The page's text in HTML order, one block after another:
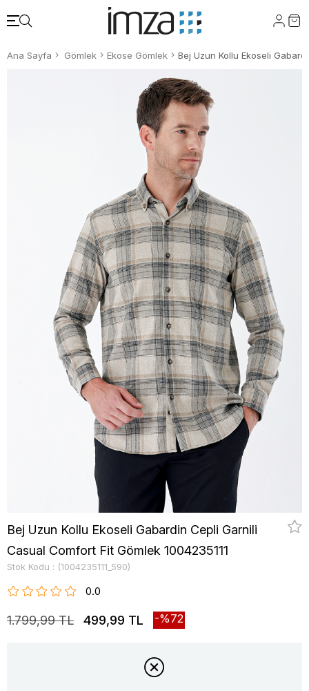
Ana Sayfa Gömlek Ekose Gömlek
Bej Uzun Kollu Ekoseli Gabardin Cepli Garnili
Casual Comfort Fit Gömlek 1004235111
Stok Kodu (1004235111_590)
0.0
1.799,99 TL 499,99 TL 72